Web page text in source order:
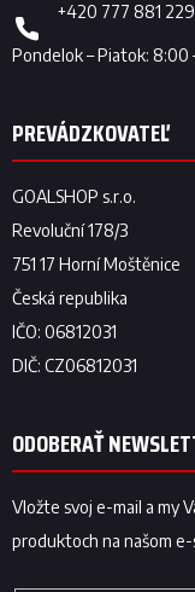
+420 777 881 229
ODOBERAŤ
Vložte svoj e-mail a my
produktoch na našom